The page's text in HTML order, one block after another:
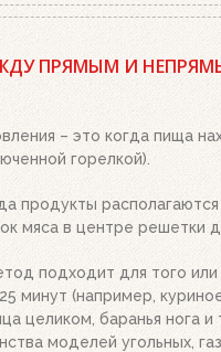
угля или
ПРЯМЫМ И
– это когда пища
горелкой).
продукты
мяса в центре решетки
подходит для того
минут (например,
целиком, баранья нога
моделей угольных,